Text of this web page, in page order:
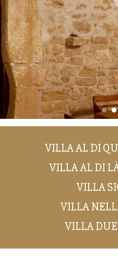
VILLA AL DI
VILLA AL DI
VILLA
VILLA
VILLA